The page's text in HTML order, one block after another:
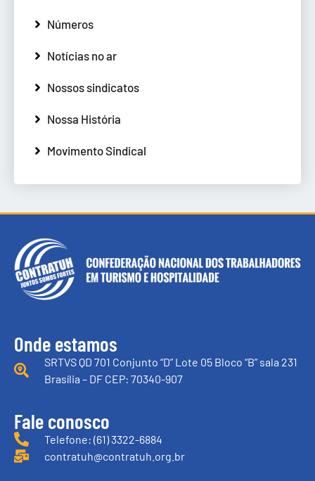
Números
Notícias no ar
Nossos sindicatos
Nossa História
Movimento Sindical
Onde estamos
SRTVS QD 701 Conjunto “D” Lote 05 Bloco “B” sala 231
Brasília – DF CEP: 70340-907
Fale conosco
Telefone: (61) 3322-6884
contratuh@contratuh.org.br